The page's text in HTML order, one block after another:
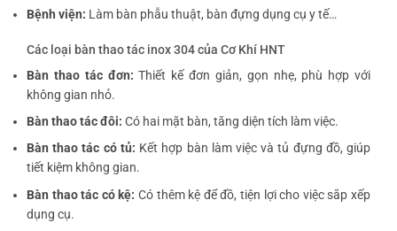
Bệnh viện: Làm bàn phẫu thuật, bàn đựng dụng cụ y tế…
Các loại bàn thao tác inox 304 của Cơ Khí HNT
Bàn thao tác đơn: Thiết kế đơn giản, gọn nhẹ, phù hợp với
không gian nhỏ.
Bàn thao tác đôi: Có hai mặt bàn, tăng diện tích làm việc.
Bàn thao tác có tủ: Kết hợp bàn làm việc và tủ đựng đồ, giúp
tiết kiệm không gian.
Bàn thao tác có kệ: Có thêm kệ để đồ, tiện lợi cho việc sắp xếp
dụng cụ.